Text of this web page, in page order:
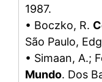
1987.
• Boczko, R.
São Paulo,
• Simaan, A.;
Mundo. Dos